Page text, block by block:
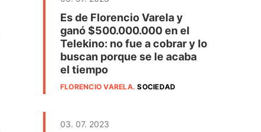
Es de Florencio Varela y
ganó $500.000.000 en el
Telekino: no fue a cobrar y lo
buscan porque se le acaba
el tiempo
FLORENCIO VARELA.SOCIEDAD
03. 07. 2023